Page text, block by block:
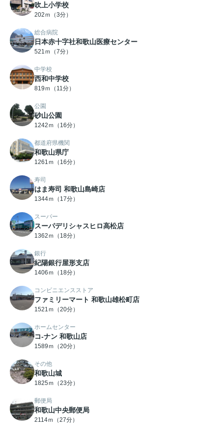
吹上小学校
202ｍ（3分）
総合病院
日本赤十字社和歌山医療センター
521ｍ（7分）
中学校
西和中学校
819ｍ（11分）
公園
砂山公園
1242ｍ（16分）
都道府県機関
和歌山県庁
1261ｍ（16分）
寿司
はま寿司 和歌山島崎店
1344ｍ（17分）
スーパー
スーパデリシャスヒロ高松店
1362ｍ（18分）
銀行
紀陽銀行屋形支店
1406ｍ（18分）
コンビニエンスストア
ファミリーマート 和歌山雄松町店
1521ｍ（20分）
ホームセンター
コ-ナン 和歌山店
1589ｍ（20分）
その他
和歌山城
1825ｍ（23分）
郵便局
和歌山中央郵便局
2114ｍ（27分）